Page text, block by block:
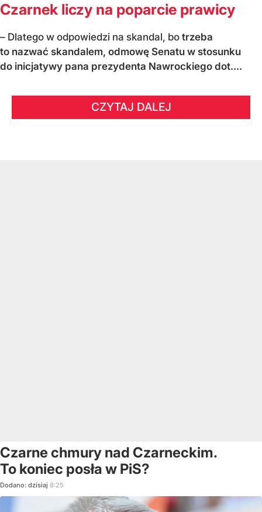
Czarnek liczy na poparcie prawicy
– Dlatego w odpowiedzi na skandal, bo trzeba
to nazwać skandalem, odmowę Senatu w stosunku
do inicjatywy pana prezydenta Nawrockiego dot....
CZYTAJ DALEJ
Czarne chmury nad Czarneckim.
To koniec posła w PiS?
Dodano: dzisiaj 8:25